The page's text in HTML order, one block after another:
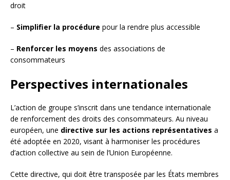
droit
– Simplifier la procédure pour la rendre plus accessible
– Renforcer les moyens des associations de
consommateurs
Perspectives internationales
L’action de groupe s’inscrit dans une tendance internationale
de renforcement des droits des consommateurs. Au niveau
européen, une directive sur les actions représentatives a
été adoptée en 2020, visant à harmoniser les procédures
d’action collective au sein de l’Union Européenne.
Cette directive, qui doit être transposée par les États membres